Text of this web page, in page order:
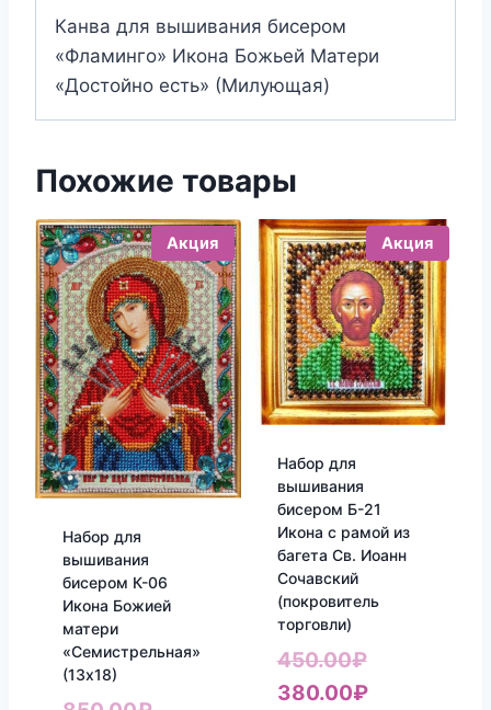
(Милующая)
(19х24)
Канва для вышивания бисером
«Фламинго» Икона Божьей Матери
«Достойно есть» (Милующая)
Похожие товары
Акция
Набор для
вышивания
бисером К-06
Икона Божией
матери
«Семистрельная»
(13х18)
Акция
Набор для
вышивания
бисером Б-21
Икона с рамой из
багета Св. Иоанн
Сочавский
(покровитель
торговли)
450.00₽
цена
380.00₽Текущая